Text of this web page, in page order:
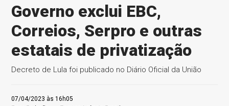
Governo exclui EBC,
Correios, Serpro e outras
estatais de privatização
Decreto de Lula foi publicado no Diário Oficial da União
07/04/2023 às 16h05